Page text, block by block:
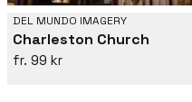
DEL MUNDO IMAGERY
Charleston Church
99 kr